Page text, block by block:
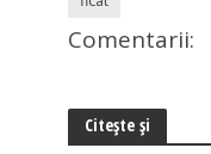
Comentarii:
Citește și